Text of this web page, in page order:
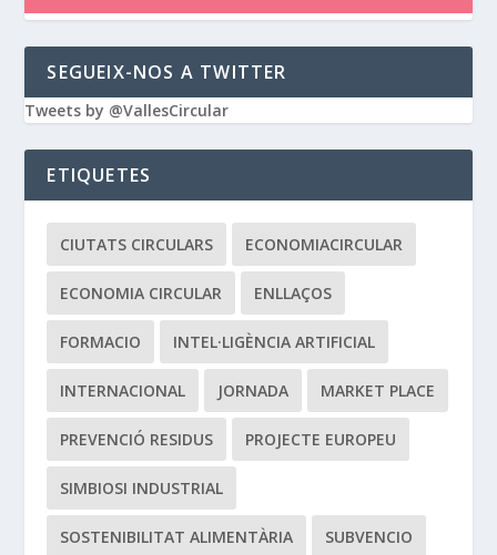
SEGUEIX-NOS A TWITTER
Tweets by @VallesCircular
ETIQUETES
CIUTATS CIRCULARS ECONOMIACIRCULAR
ECONOMIA CIRCULAR ENLLAÇOS
FORMACIO INTEL·LIGÈNCIA ARTIFICIAL
INTERNACIONAL JORNADA MARKET PLACE
PREVENCIÓ RESIDUS PROJECTE EUROPEU
SIMBIOSI INDUSTRIAL
SOSTENIBILITAT ALIMENTÀRIA SUBVENCIO